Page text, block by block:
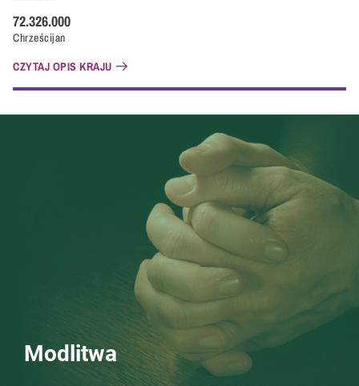
Chrześcijan
72.326.000
CZYTAJ OPIS KRAJU
Modlitwa